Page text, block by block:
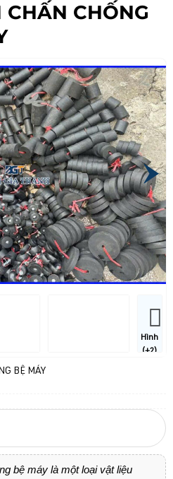
CHẤN CHỐNG
Hình
(+2)
BỆ MÁY
bệ máy là một loại vật liệu